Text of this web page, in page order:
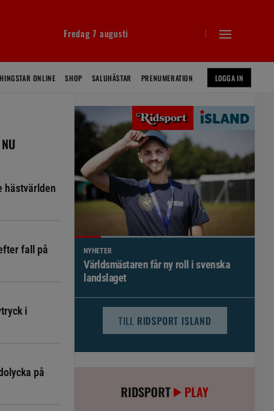
Fredag 7 augusti
HINGSTAR ONLINE SHOP SALUHÄSTAR PRENUMERATION LOGGA IN
hästvärlden
fall på
i
på
NYHETER
Världsmästaren får ny roll i svenska
landslaget
TILL RIDSPORT ISLAND
RIDSPORT PLAY